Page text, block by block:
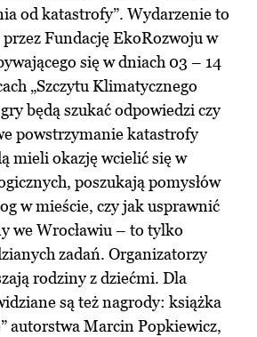
od katastrofy”. Wydarzenie to
Fundację EkoRozwoju w
się w dniach 03 – 14
„Szczytu Klimatycznego
będą szukać odpowiedzi czy
powstrzymanie katastrofy
mieli okazję wcielić się w
poszukają pomysłów
w mieście, czy jak usprawnić
we Wrocławiu – to tylko
zadań. Organizatorzy
rodziny z dziećmi. Dla
są też nagrody: książka
autorstwa Marcin Popkiewicz,